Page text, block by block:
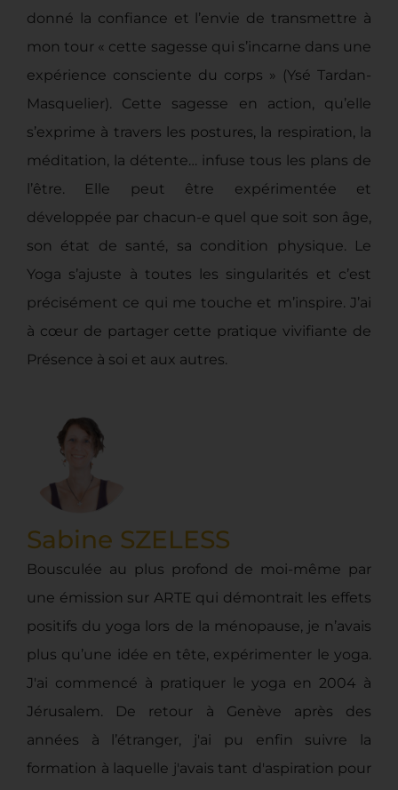
donné la confiance et l’envie de transmettre à
mon tour « cette sagesse qui s’incarne dans une
expérience consciente du corps » (Ysé Tardan-
Masquelier). Cette sagesse en action, qu’elle
s’exprime à travers les postures, la respiration, la
méditation, la détente… infuse tous les plans de
l’être. Elle peut être expérimentée et
développée par chacun-e quel que soit son âge,
son état de santé, sa condition physique. Le
Yoga s’ajuste à toutes les singularités et c’est
précisément ce qui me touche et m’inspire. J’ai
à cœur de partager cette pratique vivifiante de
Présence à soi et aux autres.
Sabine SZELESS
Bousculée au plus profond de moi-même par
une émission sur ARTE qui démontrait les effets
positifs du yoga lors de la ménopause, je n’avais
plus qu’une idée en tête, expérimenter le yoga.
J'ai commencé à pratiquer le yoga en 2004 à
Jérusalem. De retour à Genève après des
années à l’étranger, j'ai pu enfin suivre la
formation à laquelle j'avais tant d'aspiration pour